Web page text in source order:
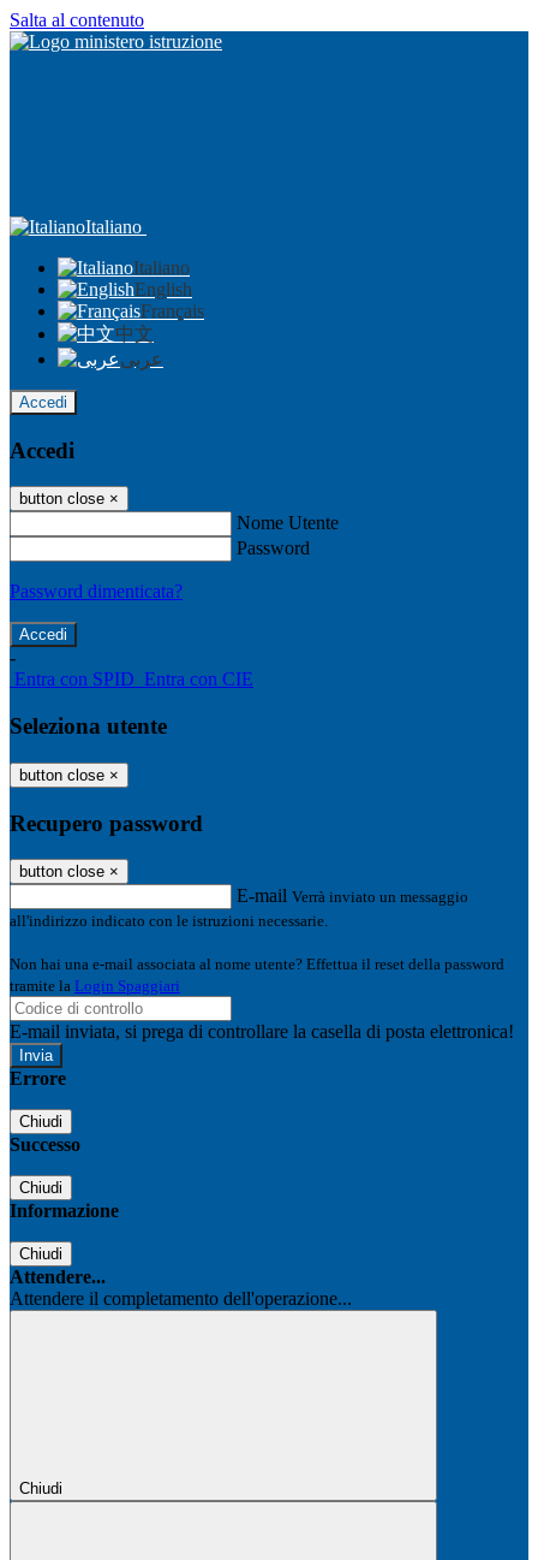
Salta al contenuto
Italiano
Italiano
English
Français
中文
عربى
Accedi
Accedi
button close ×
Nome Utente
Password
Password dimenticata?
-
Entra con SPID Entra con CIE
Seleziona utente
button close ×
Recupero password
button close ×
E-mail Verrà inviato un messaggio
all'indirizzo indicato con le istruzioni necessarie.
Non hai una e-mail associata al nome utente? Effettua il reset della password
tramite la Login Spaggiari
E-mail inviata, si prega di controllare la casella di posta elettronica!
Errore
Chiudi
Successo
Chiudi
Informazione
Chiudi
Attendere...
Attendere il completamento dell'operazione...
Chiudi